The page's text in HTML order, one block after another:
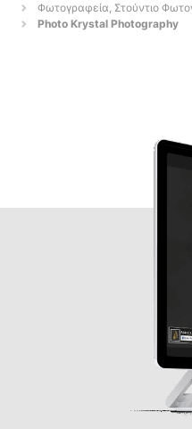
Φωτογραφεία, Στούντιο
Photo Krystal Photography